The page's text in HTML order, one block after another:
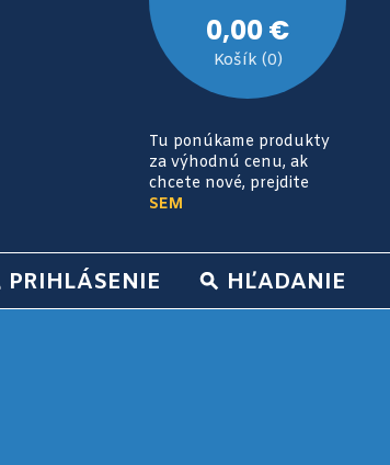
0,00 €
Košík (0)
Tu ponúkame produkty
za výhodnú cenu, ak
chcete nové, prejdite
SEM
HĽADANIE
PRIHLÁSENIE